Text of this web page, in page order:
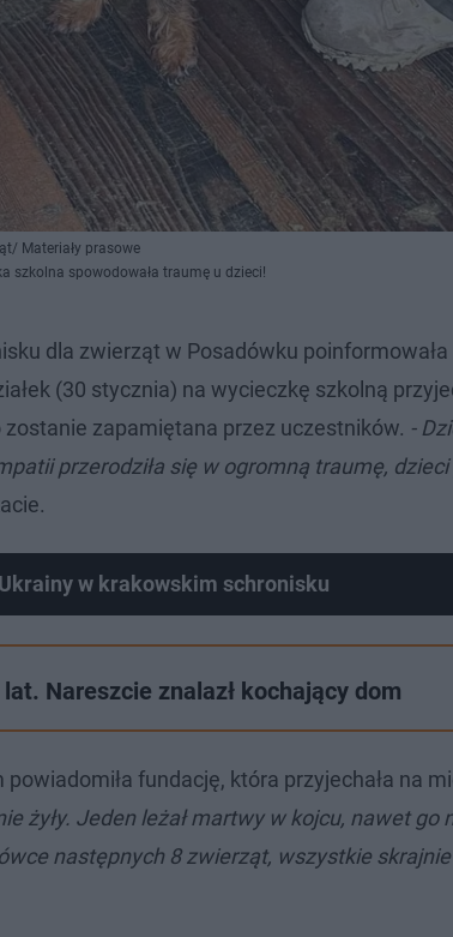
Materiały prasowe
szkolna spowodowała traumę u dzieci!
dla zwierząt w Posadówku
(30 stycznia) na wycieczkę szkolną
zapamiętana przez uczestników. -
przerodziła się w ogromną traumę, dzieci
w krakowskim schronisku
Nareszcie znalazł kochający dom
fundację, która przyjechała na
żyły. Jeden leżał martwy w kojcu, nawet go
następnych 8 zwierząt, wszystkie skrajnie